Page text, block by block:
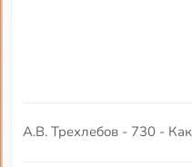
А.В. Трехлебов - 730 - Как